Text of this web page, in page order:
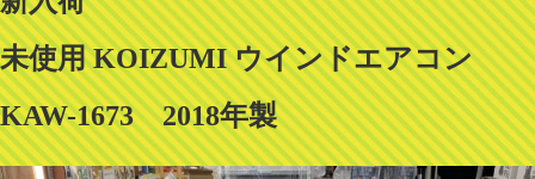
未使用 KOIZUMI ウインドエアコン
KAW-1673 2018年製